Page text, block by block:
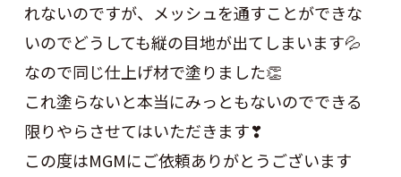
れないのですが、メッシュを通すことができな
いのでどうしても縦の目地が出てしまいます💦
なので同じ仕上げ材で塗りました👏
これ塗らないと本当にみっともないのでできる
限りやらさせてはいただきます❣
この度はMGMにご依頼ありがとうございます